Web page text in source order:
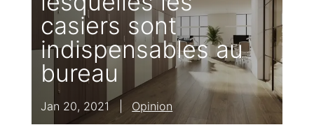
casiers sont
indispensables au
bureau
Jan 20, 2021 Opinion